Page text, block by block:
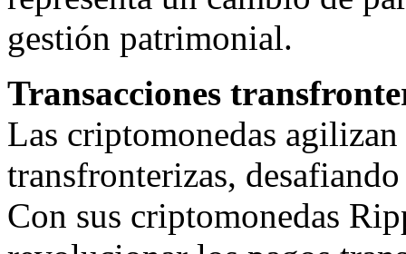
gestión patrimonial.
Transacciones
Las criptomonedas agilizan
transfronterizas,
Con sus criptomonedas